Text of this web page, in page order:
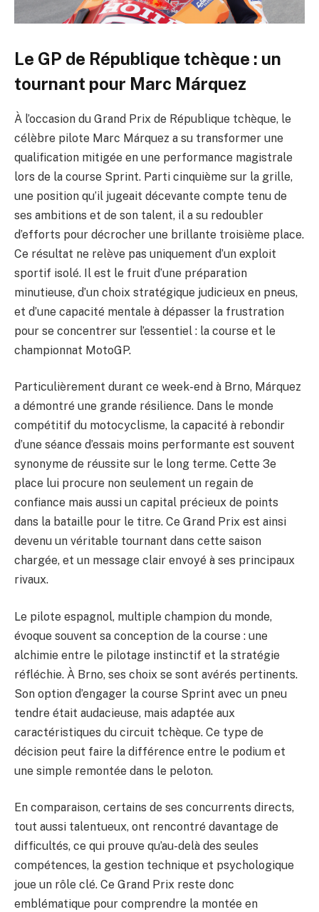
Le GP de République tchèque : un
tournant pour Marc Márquez
À l’occasion du Grand Prix de République tchèque, le
célèbre pilote Marc Márquez a su transformer une
qualification mitigée en une performance magistrale
lors de la course Sprint. Parti cinquième sur la grille,
une position qu’il jugeait décevante compte tenu de
ses ambitions et de son talent, il a su redoubler
d’efforts pour décrocher une brillante troisième place.
Ce résultat ne relève pas uniquement d’un exploit
sportif isolé. Il est le fruit d’une préparation
minutieuse, d’un choix stratégique judicieux en pneus,
et d’une capacité mentale à dépasser la frustration
pour se concentrer sur l’essentiel : la course et le
championnat MotoGP.
Particulièrement durant ce week-end à Brno, Márquez
a démontré une grande résilience. Dans le monde
compétitif du motocyclisme, la capacité à rebondir
d’une séance d’essais moins performante est souvent
synonyme de réussite sur le long terme. Cette 3e
place lui procure non seulement un regain de
confiance mais aussi un capital précieux de points
dans la bataille pour le titre. Ce Grand Prix est ainsi
devenu un véritable tournant dans cette saison
chargée, et un message clair envoyé à ses principaux
rivaux.
Le pilote espagnol, multiple champion du monde,
évoque souvent sa conception de la course : une
alchimie entre le pilotage instinctif et la stratégie
réfléchie. À Brno, ses choix se sont avérés pertinents.
Son option d’engager la course Sprint avec un pneu
tendre était audacieuse, mais adaptée aux
caractéristiques du circuit tchèque. Ce type de
décision peut faire la différence entre le podium et
une simple remontée dans le peloton.
En comparaison, certains de ses concurrents directs,
tout aussi talentueux, ont rencontré davantage de
difficultés, ce qui prouve qu’au-delà des seules
compétences, la gestion technique et psychologique
joue un rôle clé. Ce Grand Prix reste donc
emblématique pour comprendre la montée en